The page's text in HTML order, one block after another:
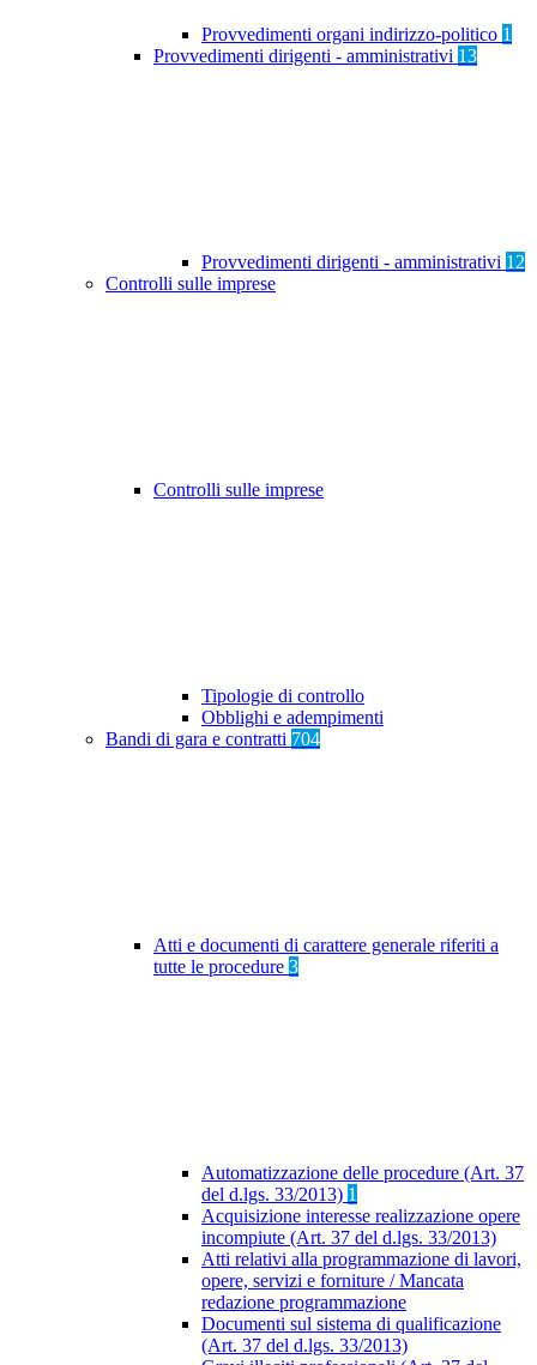
Provvedimenti organi indirizzo-politico 1
Provvedimenti dirigenti - amministrativi 13
Provvedimenti dirigenti - amministrativi 12
Controlli sulle imprese
Controlli sulle imprese
Tipologie di controllo
Obblighi e adempimenti
Bandi di gara e contratti 704
Atti e documenti di carattere generale riferiti a
tutte le procedure 3
Automatizzazione delle procedure (Art. 37
del d.lgs. 33/2013) 1
Acquisizione interesse realizzazione opere
incompiute (Art. 37 del d.lgs. 33/2013)
Atti relativi alla programmazione di lavori,
opere, servizi e forniture / Mancata
redazione programmazione
Documenti sul sistema di qualificazione
(Art. 37 del d.lgs. 33/2013)